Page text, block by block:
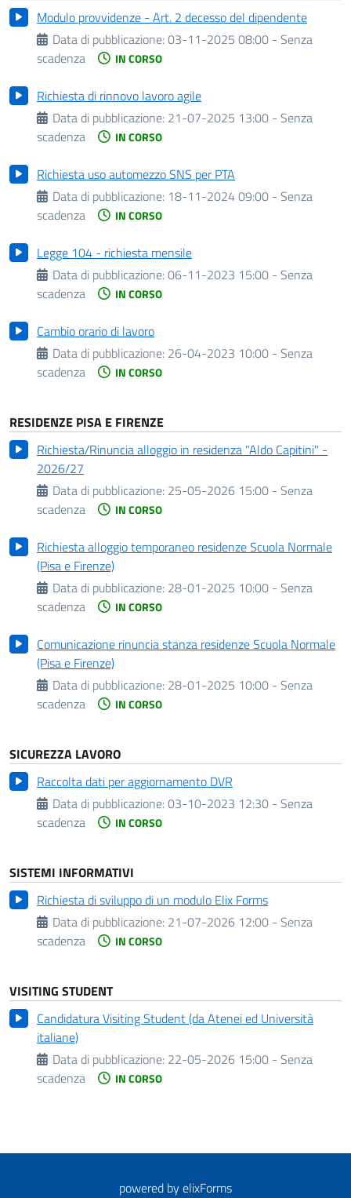
Modulo provvidenze - Art. 2 decesso del dipendente
Data di pubblicazione:03-11-2025 08:00 - Senza
scadenza
IN CORSO
Richiesta di rinnovo lavoro agile
Data di pubblicazione: 21-07-2025 13:00 - Senza
scadenza
IN CORSO
Richiesta uso automezzo SNS per PTA
Data di pubblicazione: 18-11-2024 09:00 - Senza
scadenza
IN CORSO
Legge 104 - richiesta mensile
Data di pubblicazione:06-11-2023 15:00 - Senza
scadenza
IN CORSO
Cambio orario di lavoro
Data di pubblicazione: 26-04-2023 10:00 - Senza
scadenza
IN CORSO
RESIDENZE PISA E FIRENZE
Richiesta/Rinuncia alloggio in residenza "Aldo Capitini" -
2026/27
Data di pubblicazione: 25-05-2026 15:00 - Senza
scadenza
IN CORSO
Richiesta alloggio temporaneo residenze Scuola Normale
(Pisa e Firenze)
Data di pubblicazione: 28-01-2025 10:00 - Senza
scadenza
IN CORSO
Comunicazione rinuncia stanza residenze Scuola Normale
(Pisa e Firenze)
Data di pubblicazione: 28-01-2025 10:00 - Senza
scadenza
IN CORSO
SICUREZZA LAVORO
Raccolta dati per aggiornamento DVR
Data di pubblicazione:03-10-2023 12:30 - Senza
scadenza
IN CORSO
SISTEMI INFORMATIVI
Richiesta di sviluppo di un modulo Elix Forms
Data di pubblicazione: 21-07-2026 12:00 - Senza
scadenza
IN CORSO
VISITING STUDENT
Candidatura Visiting Student (da Atenei ed Università
italiane)
Data di pubblicazione: 22-05-2026 15:00 - Senza
scadenza
IN CORSO
powered by elixForms